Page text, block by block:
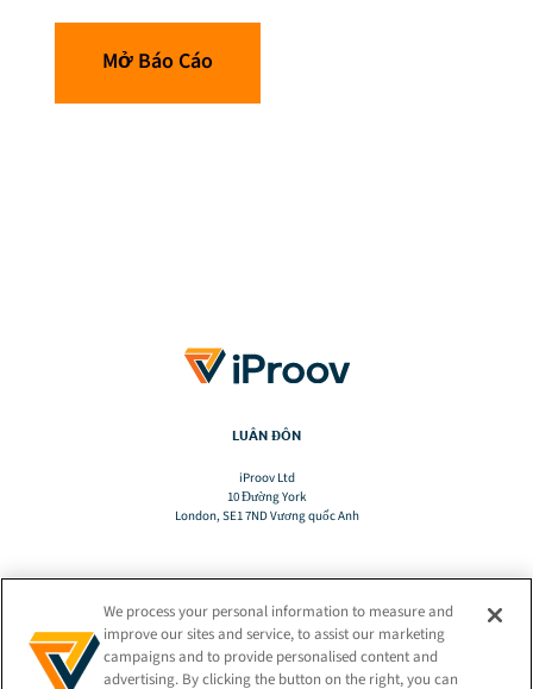
Mở Báo Cáo
LUÂN ĐÔN
iProov Ltd
10 Đường York
London, SE1 7ND Vương quốc Anh
DỊCH
VI
We process your personal information to measure and
improve our sites and service, to assist our marketing
campaigns and to provide personalised content and
advertising. By clicking the button on the right, you can